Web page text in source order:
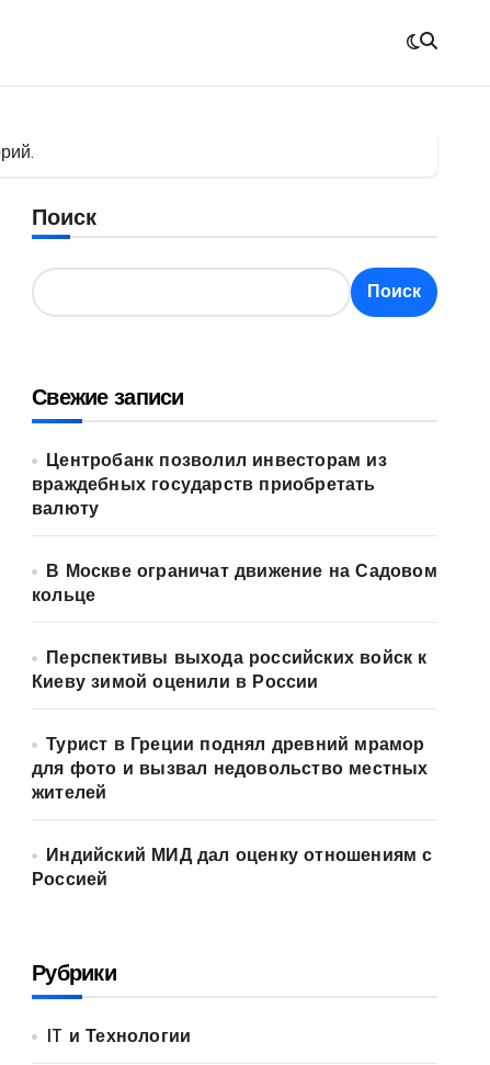
Поиск
Поиск
Свежие записи
Центробанк позволил инвесторам из
враждебных государств приобретать
валюту
В Москве ограничат движение на Садовом
кольце
Перспективы выхода российских войск к
Киеву зимой оценили в России
Турист в Греции поднял древний мрамор
для фото и вызвал недовольство местных
жителей
Индийский МИД дал оценку отношениям с
Россией
Рубрики
IT и Технологии